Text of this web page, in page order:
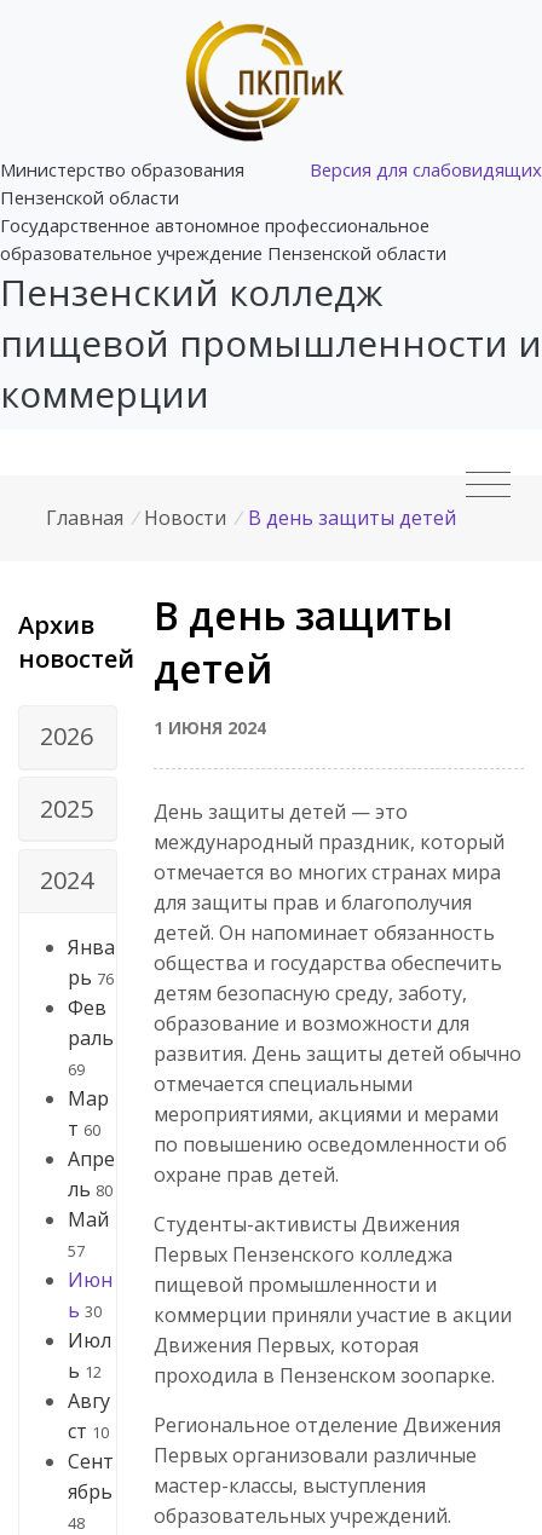
Версия для слабовидящих
Министерство образования
Пензенской области
Государственное автономное профессиональное
образовательное учреждение Пензенской области
Пензенский колледж
пищевой промышленности и
коммерции
Главная / Новости / В день защиты детей
Архив
новостей
2026
2025
2024
Янва
рь 76
Фев
раль
69
Мар
т 60
Апре
ль 80
Май
57
Июн
ь 30
Июл
ь 12
Авгу
ст 10
Сент
ябрь
48
В день защиты
детей
1 ИЮНЯ 2024
День защиты детей — это
международный праздник, который
отмечается во многих странах мира
для защиты прав и благополучия
детей. Он напоминает обязанность
общества и государства обеспечить
детям безопасную среду, заботу,
образование и возможности для
развития. День защиты детей обычно
отмечается специальными
мероприятиями, акциями и мерами
по повышению осведомленности об
охране прав детей.
Студенты-активисты Движения
Первых Пензенского колледжа
пищевой промышленности и
коммерции приняли участие в акции
Движения Первых, которая
проходила в Пензенском зоопарке.
Региональное отделение Движения
Первых организовали различные
мастер-классы, выступления
образовательных учреждений.